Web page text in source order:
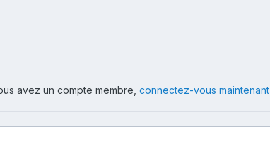
avez un compte membre, connectez-vous maintenant